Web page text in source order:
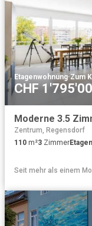
Etagenwohnung·Zum
CHF
Moderne 3.5
Zentrum, Regensdorf
110 m²3 Zimmer
Seit mehr als einem